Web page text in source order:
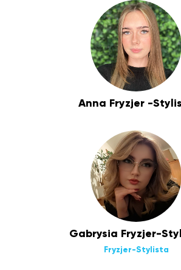
Anna Fryzjer -
Gabrysia Fryzjer-
Fryzjer-Stylista